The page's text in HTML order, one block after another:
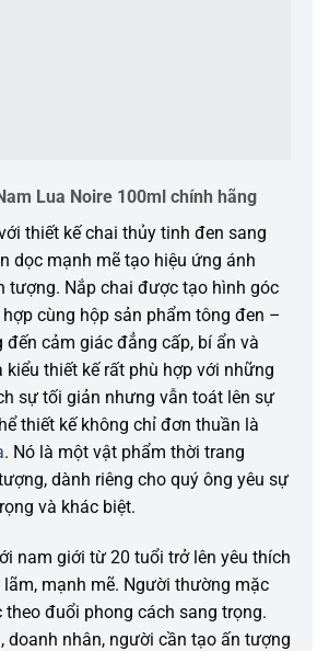
Lua Noire 100ml chính hãng
thiết kế chai thủy tinh đen sang
dọc mạnh mẽ tạo hiệu ứng ánh
tượng. Nắp chai được tạo hình góc
cùng hộp sản phẩm tông đen –
đến cảm giác đẳng cấp, bí ẩn và
thiết kế rất phù hợp với những
sự tối giản nhưng vẫn toát lên sự
thiết kế không chỉ đơn thuần là
. Nó là một vật phẩm thời trang
dành riêng cho quý ông yêu sự
và khác biệt.
nam giới từ 20 tuổi trở lên yêu thích
mạnh mẽ. Người thường mặc
theo đuổi phong cách sang trọng.
doanh nhân, người cần tạo ấn tượng